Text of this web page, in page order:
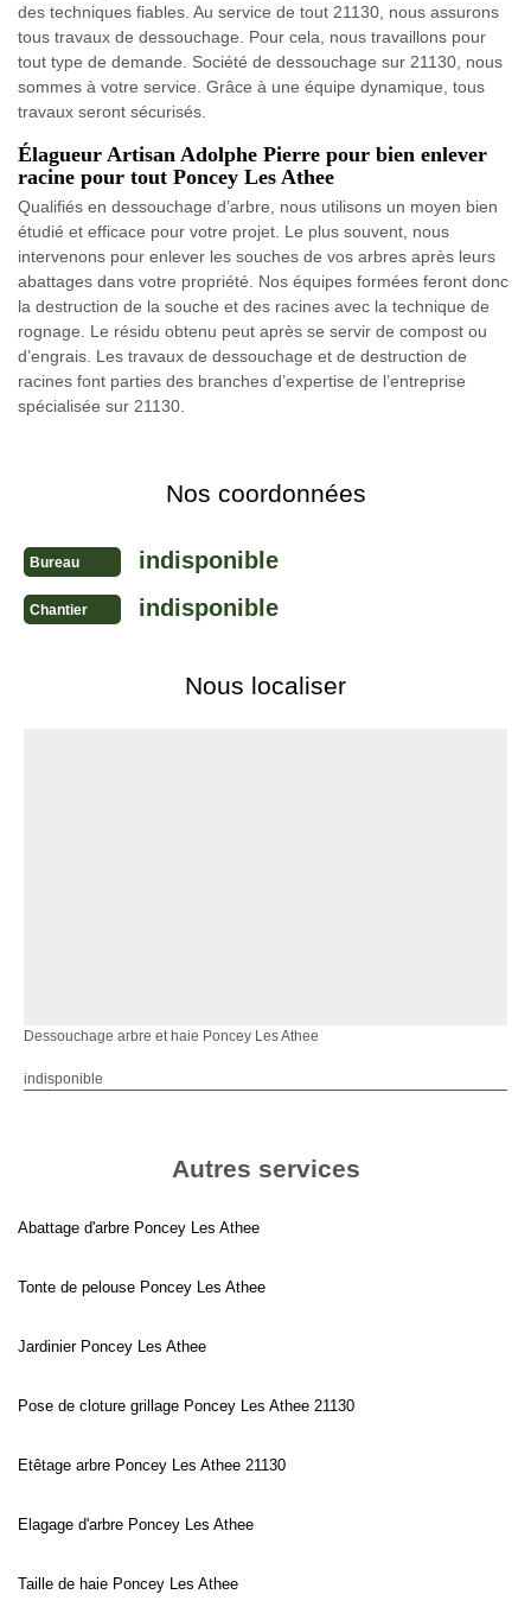
des techniques fiables. Au service de tout 21130, nous assurons
tous travaux de dessouchage. Pour cela, nous travaillons pour
tout type de demande. Société de dessouchage sur 21130, nous
sommes à votre service. Grâce à une équipe dynamique, tous
travaux seront sécurisés.
Élagueur Artisan Adolphe Pierre pour bien enlever
racine pour tout Poncey Les Athee
Qualifiés en dessouchage d’arbre, nous utilisons un moyen bien
étudié et efficace pour votre projet. Le plus souvent, nous
intervenons pour enlever les souches de vos arbres après leurs
abattages dans votre propriété. Nos équipes formées feront donc
la destruction de la souche et des racines avec la technique de
rognage. Le résidu obtenu peut après se servir de compost ou
d’engrais. Les travaux de dessouchage et de destruction de
racines font parties des branches d’expertise de l’entreprise
spécialisée sur 21130.
Nos coordonnées
Bureau indisponible
Chantier indisponible
Nous localiser
Dessouchage arbre et haie Poncey Les Athee
indisponible
Autres services
Abattage d'arbre Poncey Les Athee
Tonte de pelouse Poncey Les Athee
Jardinier Poncey Les Athee
Pose de cloture grillage Poncey Les Athee 21130
Etêtage arbre Poncey Les Athee 21130
Elagage d'arbre Poncey Les Athee
Taille de haie Poncey Les Athee